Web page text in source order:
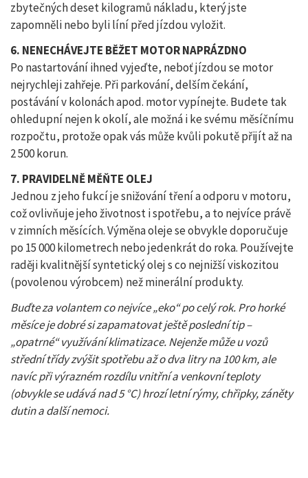
zbytečných deset kilogramů nákladu, který jste
zapomněli nebo byli líní před jízdou vyložit.
6. NENECHÁVEJTE BĚŽET MOTOR NAPRÁZDNO
Po nastartování ihned vyjeďte, neboť jízdou se motor
nejrychleji zahřeje. Při parkování, delším čekání,
postávání v kolonách apod. motor vypínejte. Budete tak
ohledupní nejen k okolí, ale možná i ke svému měsíčnímu
rozpočtu, protože opak vás může kvůli pokutě přijít až na
2 500 korun.
7. PRAVIDELNĚ MĚŇTE OLEJ
Jednou z jeho fukcí je snižování tření a odporu v motoru,
což ovlivňuje jeho životnost i spotřebu, a to nejvíce právě
v zimních měsících. Výměna oleje se obvykle doporučuje
po 15 000 kilometrech nebo jedenkrát do roka. Používejte
raději kvalitnější syntetický olej s co nejnižší viskozitou
(povolenou výrobcem) než minerální produkty.
Buďte za volantem co nejvíce „eko“ po celý rok. Pro horké
měsíce je dobré si zapamatovat ještě poslední tip –
„opatrné“ využívání klimatizace. Nejenže může u vozů
střední třídy zvýšit spotřebu až o dva litry na 100 km, ale
navíc při výrazném rozdílu vnitřní a venkovní teploty
(obvykle se udává nad 5 °C) hrozí letní rýmy, chřipky, záněty
dutin a další nemoci.